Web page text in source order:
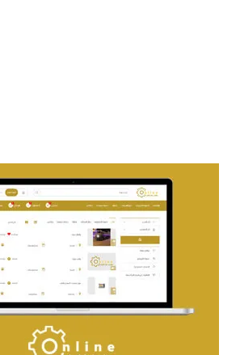
تصميم حراج مهنى
التفاصيل